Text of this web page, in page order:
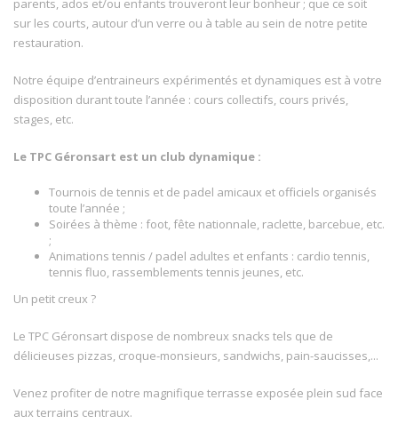
parents, ados et/ou enfants trouveront leur bonheur ; que ce soit
sur les courts, autour d’un verre ou à table au sein de notre petite
restauration.
Notre équipe d’entraineurs expérimentés et dynamiques est à votre
disposition durant toute l’année : cours collectifs, cours privés,
stages, etc.
Le TPC Géronsart est un club dynamique :
Tournois de tennis et de padel amicaux et officiels organisés
toute l’année ;
Soirées à thème : foot, fête nationnale, raclette, barcebue, etc.
;
Animations tennis / padel adultes et enfants : cardio tennis,
tennis fluo, rassemblements tennis jeunes, etc.
Un petit creux ?
Le TPC Géronsart dispose de nombreux snacks tels que de
délicieuses pizzas, croque-monsieurs, sandwichs, pain-saucisses,...
Venez profiter de notre magnifique terrasse exposée plein sud face
aux terrains centraux.